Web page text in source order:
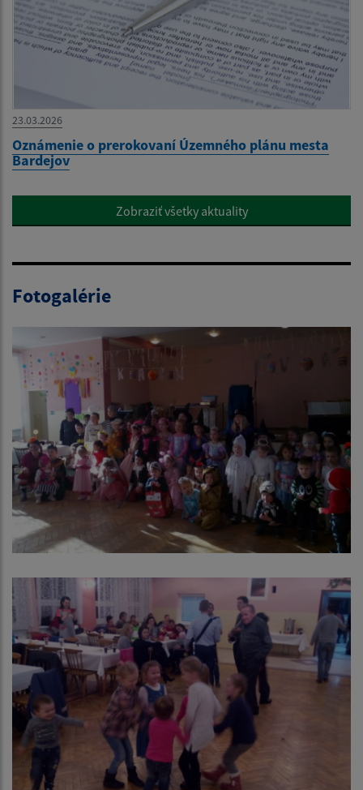
23.03.2026
Oznámenie o prerokovaní Územného plánu mesta
Bardejov
Zobraziť všetky aktuality
Fotogalérie